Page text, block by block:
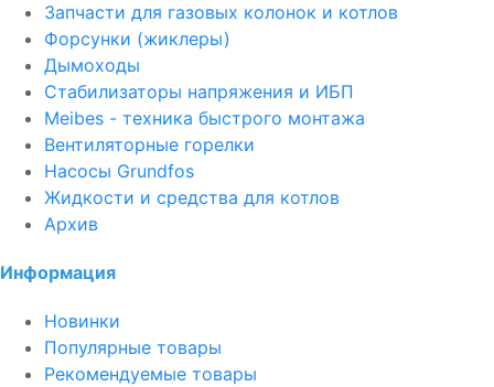
Запчасти для газовых колонок и котлов
Форсунки (жиклеры)
Дымоходы
Стабилизаторы напряжения и ИБП
Meibes - техника быстрого монтажа
Вентиляторные горелки
Насосы Grundfos
Жидкости и средства для котлов
Архив
Информация
Новинки
Популярные товары
Рекомендуемые товары